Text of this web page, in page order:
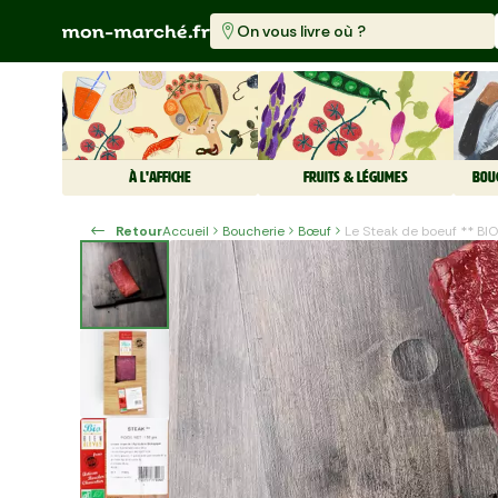
On vous livre où ?
À L'AFFICHE FRUITS & LÉGUMES
RetourAccueil Boucherie Bœuf Le Steak de boeuf ** BIO